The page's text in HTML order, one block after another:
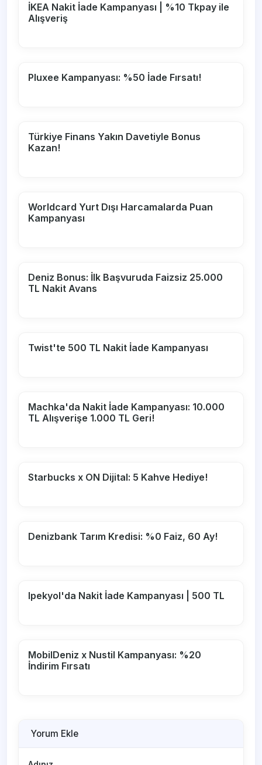
İKEA Nakit İade Kampanyası | %10 Tkpay ile
Alışveriş
Pluxee Kampanyası: %50 İade Fırsatı!
Türkiye Finans Yakın Davetiyle Bonus
Kazan!
Worldcard Yurt Dışı Harcamalarda Puan
Kampanyası
Deniz Bonus: İlk Başvuruda Faizsiz 25.000
TL Nakit Avans
Twist'te 500 TL Nakit İade Kampanyası
Machka'da Nakit İade Kampanyası: 10.000
TL Alışverişe 1.000 TL Geri!
Starbucks x ON Dijital: 5 Kahve Hediye!
Denizbank Tarım Kredisi: %0 Faiz, 60 Ay!
Ipekyol'da Nakit İade Kampanyası | 500 TL
MobilDeniz x Nustil Kampanyası: %20
İndirim Fırsatı
Yorum Ekle